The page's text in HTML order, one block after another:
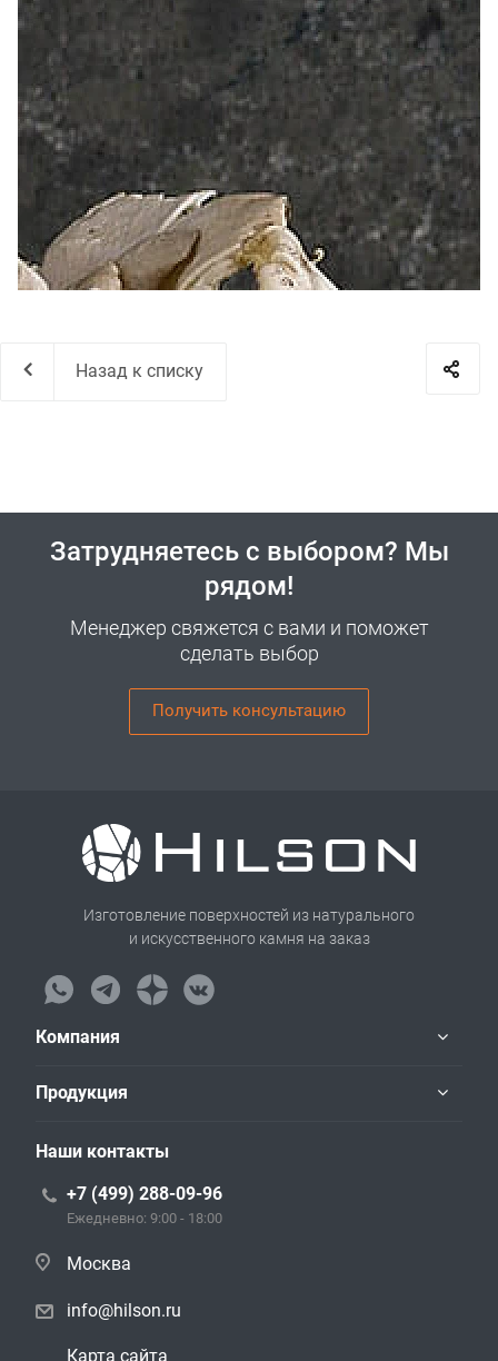
Назад к списку
Затрудняетесь с выбором? Мы
рядом!
Менеджер свяжется с вами и поможет
сделать выбор
Получить консультацию
Изготовление поверхностей из натурального
и искусственного камня на заказ
Компания
Продукция
Наши контакты
+7 (499) 288-09-96
Ежедневно: 9:00 - 18:00
Москва
info@hilson.ru
Карта сайта